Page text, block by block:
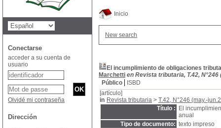
Inicio
New search
El incumplimiento de obligaciones
Marchetti en Revista tributaria, T.42, N°246
Público
ISBD
[artículo]
in Revista tributaria > T.42, N°246 (may.-
Título :
El
anual
Tipo de documento: texto impreso
Conectarse
acceder a su cuenta de
usuario
Olvidé mi contraseña
Dirección